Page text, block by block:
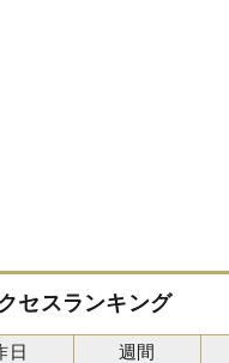
セスランキング
日 週間